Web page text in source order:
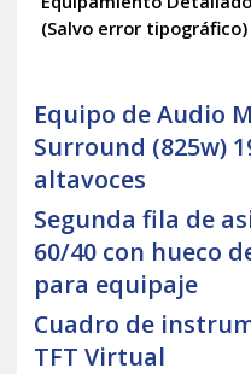
(Salvo error tipográfico)
Equipo de Audio
Surround (825w)
altavoces
Segunda fila de
60/40 con hueco
para equipaje
Cuadro de
TFT Virtual